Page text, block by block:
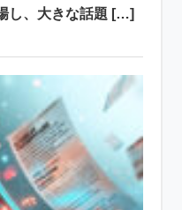
し、大きな話題 […]